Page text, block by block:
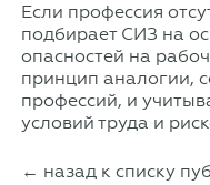
Если профессия
подбирает СИЗ на
опасностей на
принцип аналогии,
профессий, и
условий труда и
← назад к списку